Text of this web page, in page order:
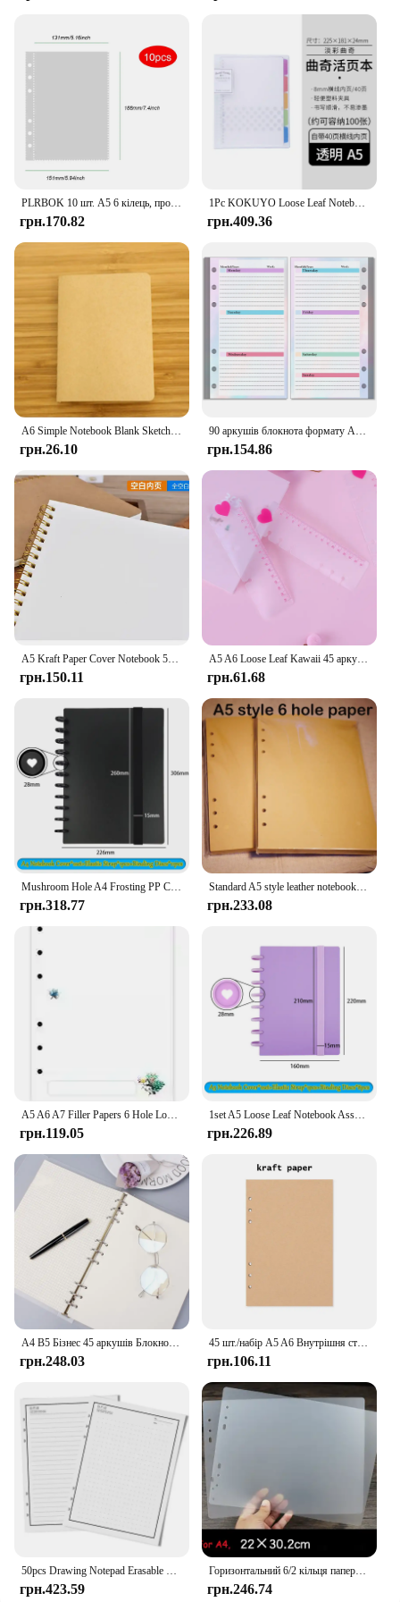
stands up to the rigors of daily use, ensuring that
spills. The case's sleek, modern design doesn't just
look good; it's also easy to clean, maintaining its
pristine appearance over time. As a wholesale
vendor or supplier, you can be confident in offering
a product that meets the high standards of quality
and performance demanded by your customers.
With the PVC Case Reliable, you're investing in a
product that is as reliable as it is stylish.
PLRBOK 10 шт. A5 6 кілець, прозора палітурка, заправка 1, 2, 4 кишені, рукава, верхній завантажувач, фотокартка, блокнот, щоденник, фотоальбом, блокнот для малювання
грн.170.82
1Pc KOKUYO Loose Leaf Notebook Pastel Cookie New Lambency Series Plaid Ring Binder Notebook Inner Core A5 B5 A4 Diary Plan
грн.409.36
A6 Simple Notebook Blank Sketchbook Art Supplies Student Stationery Notepad School Supplies Graffiti Diary Retro Solid Color
грн.26.10
90 аркушів блокнота формату A6, заправка, спіральна палітурка, внутрішня сторінка, щотижнева, місячна, точкова сітка, внутрішня паперова канцелярська сторінка
грн.154.86
A5 Kraft Paper Cover Notebook 50 Sheets Spiral Coil Daily Notebook Dot Blank Grid Line Inner Page Notebook Sketchbook
грн.150.11
A5 A6 Loose Leaf Kawaii 45 аркушів Блокнот з відривними аркушами Заправка Папір Спіральна підшивка Індекс Внутрішня сторінка Щоденний Місячний Тижневий розпорядок дня
грн.61.68
грн.318.77
Standard A5 style leather notebook inside loose leaf page have 6 hole on page paper insde 60 pcs quality kraft blank page
грн.233.08
грн.119.05
1set A5 Loose Leaf Notebook Assemble Accessories Notebook Cover Shell Binding Discs Button Elastic Strap School Office Supplies
грн.226.89
грн.248.03
45 шт./набір A5 A6 Внутрішня сторінка Блокнот із відривними аркушами Внутрішня сторінка Квадратний порожній план Крафт-папір Внутрішня сторінка Шкільні канцелярські товари
грн.106.11
грн.423.59
Горизонтальний 6/2 кільця паперу формату A4, ландшафтні пластикові заправки для блокнотів. Корнелл Проверка
грн.246.74